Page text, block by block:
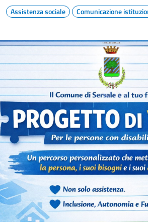
Assistenza sociale Comunicazione